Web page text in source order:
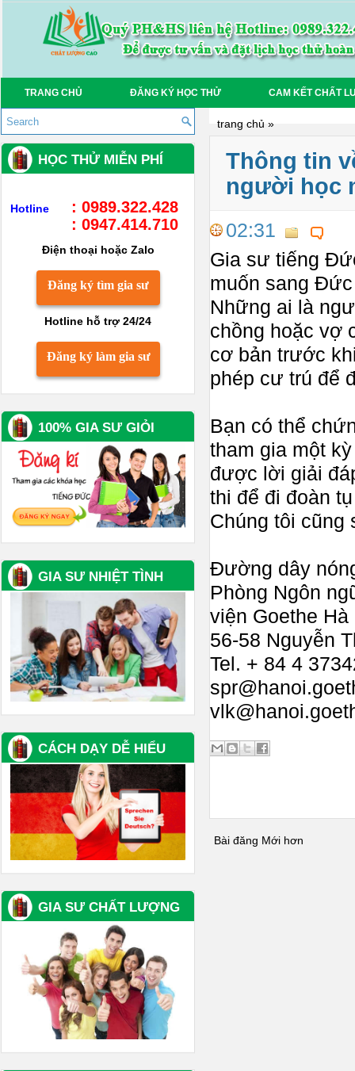
TRANG CHỦ ĐĂNG KÝ HỌC THỬ CAM KẾT CHẤT
trang chủ »
Thông tin
người học
02:31
Gia sư tiếng
muốn sang
Những ai là
chồng hoặc vợ
cơ bản trước
phép cư trú để
Bạn có thể
tham gia một
được lời giải
thi để đi đoàn
Chúng tôi cũng
Đường dây
Phòng Ngôn
viện Goethe Hà
56-58 Nguyễn
Tel. + 84 4
Bài đăng Mới hơn
HỌC THỬ MIỄN PHÍ
Hotline
: 0989.322.428
: 0947.414.710
Điện thoại hoặc Zalo
Đăng ký tìm gia sư
Hotline hỗ trợ 24/24
Đăng ký làm gia sư
100% GIA SƯ GIỎI
GIA SƯ NHIỆT TÌNH
CÁCH DẠY DỄ HIỂU
GIA SƯ CHẤT LƯỢNG